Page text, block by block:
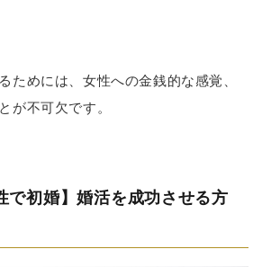
ためには、女性への金銭的な感覚、
が不可欠です。
で初婚】婚活を成功させる方